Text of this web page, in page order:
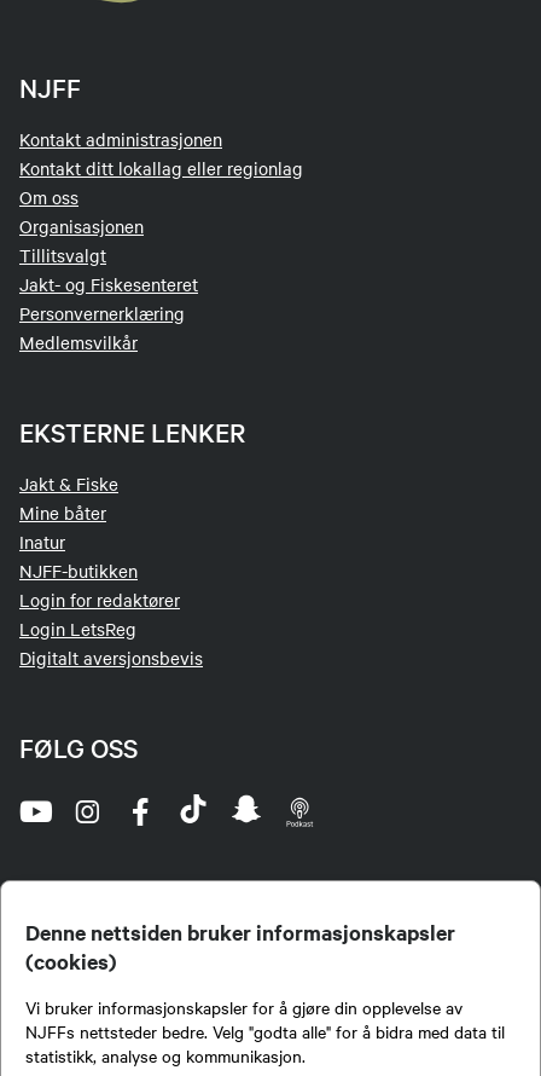
Denne nettsiden bruker informasjonskapsler
(cookies)
Vi bruker informasjonskapsler for å gjøre din opplevelse av
NJFFs nettsteder bedre. Velg "godta alle" for å bidra med data til
statistikk, analyse og kommunikasjon.
NJFF
Kontakt administrasjonen
Kontakt ditt lokallag eller regionlag
Om oss
Organisasjonen
Tillitsvalgt
Jakt- og Fiskesenteret
Personvernerklæring
Medlemsvilkår
EKSTERNE LENKER
Jakt & Fiske
Mine båter
Inatur
NJFF-butikken
Login for redaktører
Login LetsReg
Digitalt aversjonsbevis
FØLG OSS
jegere og sportsfiskere og et av de viktigste miljøene for formidling av kunnskap om jakt og
fiske i Norge. Vi er en partipolitisk nøytral organisasjon, men har et sterkt jakt-, fiske-, og
naturpolitisk engasjement i mange saker.